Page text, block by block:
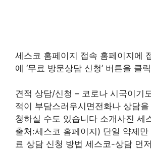
세스코 홈페이지 접속 홈페이지에
에 ‘무료 방문상담 신청’ 버튼을 클
견적 상담/신청 – 코로나 시국이기
적이 부담스러우시면전화나 상담
청하실 수도 있습니다 소개사진 세
출처:세스코 홈페이지) 단일 약제
료 상담 신청 방법 세스코-상담 먼